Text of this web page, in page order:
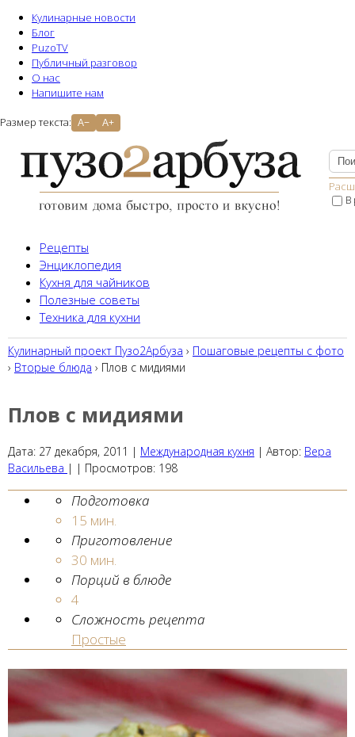
Кулинарные новости
Блог
PuzoTV
Публичный разговор
О нас
Напишите нам
Размер текста: A− A+
В
Рецепты
Энциклопедия
Кухня для чайников
Полезные советы
Техника для кухни
Кулинарный проект Пузо2Aрбуза › Пошаговые рецепты с фото
› Вторые блюда › Плов с мидиями
Плов с мидиями
Дата: 27 декабря, 2011 | Международная кухня | Автор: Вера
Васильева | | Просмотров: 198
Подготовка
15 мин.
Приготовление
30 мин.
Порций в блюде
4
Сложность рецепта
Простые